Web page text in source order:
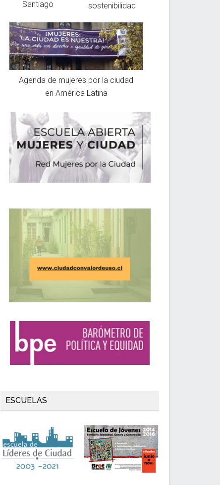
Santiago
sostenibilidad
Agenda de mujeres por la ciudad
en América Latina
ESCUELAS